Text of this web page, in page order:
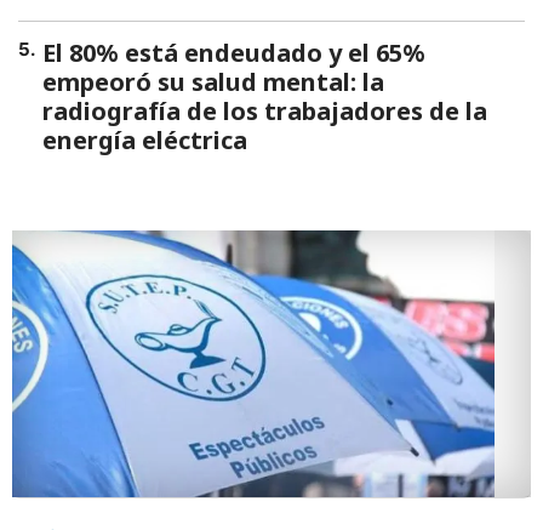
5. El 80% está endeudado y el 65%
empeoró su salud mental: la
radiografía de los trabajadores de la
energía eléctrica